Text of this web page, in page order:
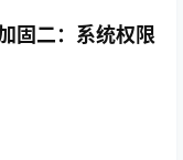
固二：系统权限